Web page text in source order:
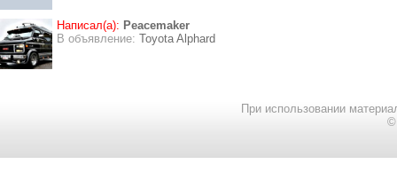
Написал(а): Peacemaker
В объявление: Toyota Alphard
При использовании